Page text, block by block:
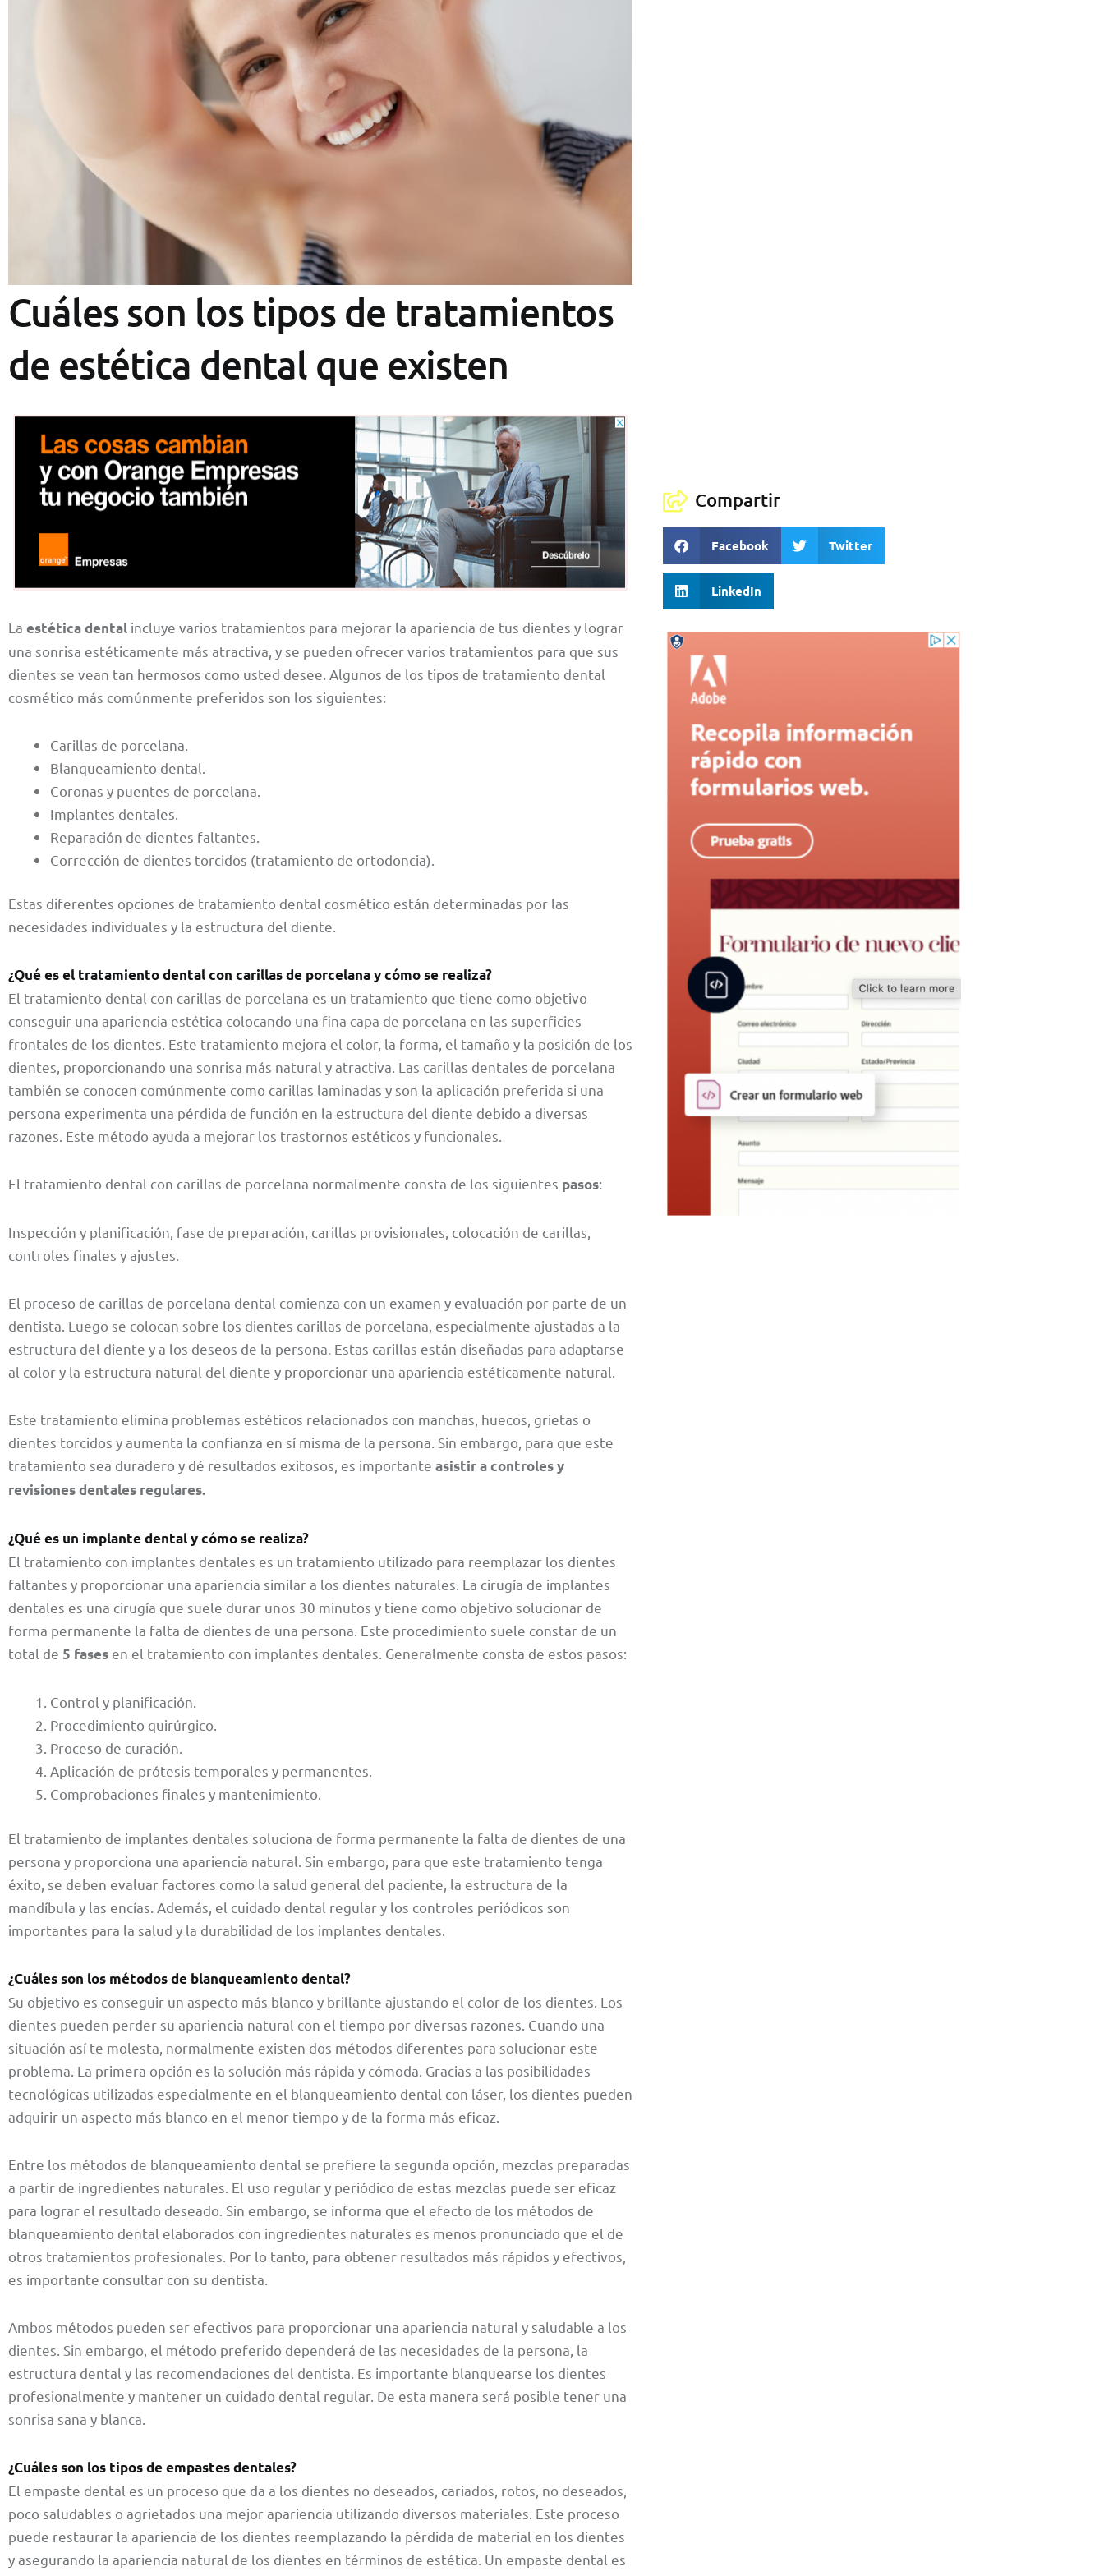
Cuáles son los tipos de tratamientos
de estética dental que existen
La estética dental incluye varios tratamientos para mejorar la apariencia de tus dientes y lograr
una sonrisa estéticamente más atractiva, y se pueden ofrecer varios tratamientos para que sus
dientes se vean tan hermosos como usted desee. Algunos de los tipos de tratamiento dental
cosmético más comúnmente preferidos son los siguientes:
Carillas de porcelana.
Blanqueamiento dental.
Coronas y puentes de porcelana.
Implantes dentales.
Reparación de dientes faltantes.
Corrección de dientes torcidos (tratamiento de ortodoncia).
Estas diferentes opciones de tratamiento dental cosmético están determinadas por las
necesidades individuales y la estructura del diente.
¿Qué es el tratamiento dental con carillas de porcelana y cómo se realiza?
El tratamiento dental con carillas de porcelana es un tratamiento que tiene como objetivo
conseguir una apariencia estética colocando una fina capa de porcelana en las superficies
frontales de los dientes. Este tratamiento mejora el color, la forma, el tamaño y la posición de los
dientes, proporcionando una sonrisa más natural y atractiva. Las carillas dentales de porcelana
también se conocen comúnmente como carillas laminadas y son la aplicación preferida si una
persona experimenta una pérdida de función en la estructura del diente debido a diversas
razones. Este método ayuda a mejorar los trastornos estéticos y funcionales.
El tratamiento dental con carillas de porcelana normalmente consta de los siguientes pasos:
Inspección y planificación, fase de preparación, carillas provisionales, colocación de carillas,
controles finales y ajustes.
El proceso de carillas de porcelana dental comienza con un examen y evaluación por parte de un
dentista. Luego se colocan sobre los dientes carillas de porcelana, especialmente ajustadas a la
estructura del diente y a los deseos de la persona. Estas carillas están diseñadas para adaptarse
al color y la estructura natural del diente y proporcionar una apariencia estéticamente natural.
Este tratamiento elimina problemas estéticos relacionados con manchas, huecos, grietas o
dientes torcidos y aumenta la confianza en sí misma de la persona. Sin embargo, para que este
tratamiento sea duradero y dé resultados exitosos, es importante asistir a controles y
revisiones dentales regulares.
¿Qué es un implante dental y cómo se realiza?
El tratamiento con implantes dentales es un tratamiento utilizado para reemplazar los dientes
faltantes y proporcionar una apariencia similar a los dientes naturales. La cirugía de implantes
dentales es una cirugía que suele durar unos 30 minutos y tiene como objetivo solucionar de
forma permanente la falta de dientes de una persona. Este procedimiento suele constar de un
total de 5 fases en el tratamiento con implantes dentales. Generalmente consta de estos pasos:
Control y planificación.
Procedimiento quirúrgico.
Proceso de curación.
Aplicación de prótesis temporales y permanentes.
Comprobaciones finales y mantenimiento.
El tratamiento de implantes dentales soluciona de forma permanente la falta de dientes de una
persona y proporciona una apariencia natural. Sin embargo, para que este tratamiento tenga
éxito, se deben evaluar factores como la salud general del paciente, la estructura de la
mandíbula y las encías. Además, el cuidado dental regular y los controles periódicos son
importantes para la salud y la durabilidad de los implantes dentales.
¿Cuáles son los métodos de blanqueamiento dental?
Su objetivo es conseguir un aspecto más blanco y brillante ajustando el color de los dientes. Los
dientes pueden perder su apariencia natural con el tiempo por diversas razones. Cuando una
situación así te molesta, normalmente existen dos métodos diferentes para solucionar este
problema. La primera opción es la solución más rápida y cómoda. Gracias a las posibilidades
tecnológicas utilizadas especialmente en el blanqueamiento dental con láser, los dientes pueden
adquirir un aspecto más blanco en el menor tiempo y de la forma más eficaz.
Entre los métodos de blanqueamiento dental se prefiere la segunda opción, mezclas preparadas
a partir de ingredientes naturales. El uso regular y periódico de estas mezclas puede ser eficaz
para lograr el resultado deseado. Sin embargo, se informa que el efecto de los métodos de
blanqueamiento dental elaborados con ingredientes naturales es menos pronunciado que el de
otros tratamientos profesionales. Por lo tanto, para obtener resultados más rápidos y efectivos,
es importante consultar con su dentista.
Ambos métodos pueden ser efectivos para proporcionar una apariencia natural y saludable a los
dientes. Sin embargo, el método preferido dependerá de las necesidades de la persona, la
estructura dental y las recomendaciones del dentista. Es importante blanquearse los dientes
profesionalmente y mantener un cuidado dental regular. De esta manera será posible tener una
sonrisa sana y blanca.
¿Cuáles son los tipos de empastes dentales?
El empaste dental es un proceso que da a los dientes no deseados, cariados, rotos, no deseados,
poco saludables o agrietados una mejor apariencia utilizando diversos materiales. Este proceso
puede restaurar la apariencia de los dientes reemplazando la pérdida de material en los dientes
y asegurando la apariencia natural de los dientes en términos de estética. Un empaste dental es
Compartir
Facebook Twitter
LinkedIn